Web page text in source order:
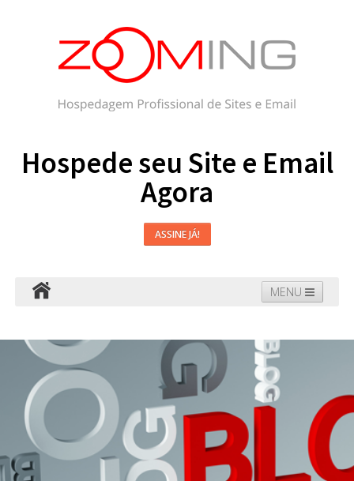
Hospede seu Site e Email
Agora
ASSINE JÁ!
MENU
Domínios Blog Suporte